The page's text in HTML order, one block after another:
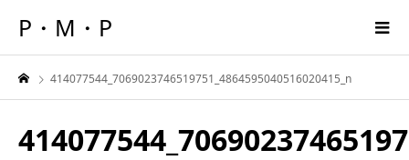
P・M・P
414077544_7069023746519751_4864595040516020415_n